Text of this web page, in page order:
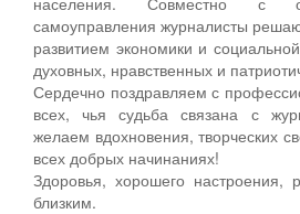
самоуправления журналисты
развитием экономики и
духовных, нравственных и
Сердечно поздравляем с
всех, чья судьба связана с
желаем вдохновения, творческих
всех добрых начинаниях!
Здоровья, хорошего
близким.